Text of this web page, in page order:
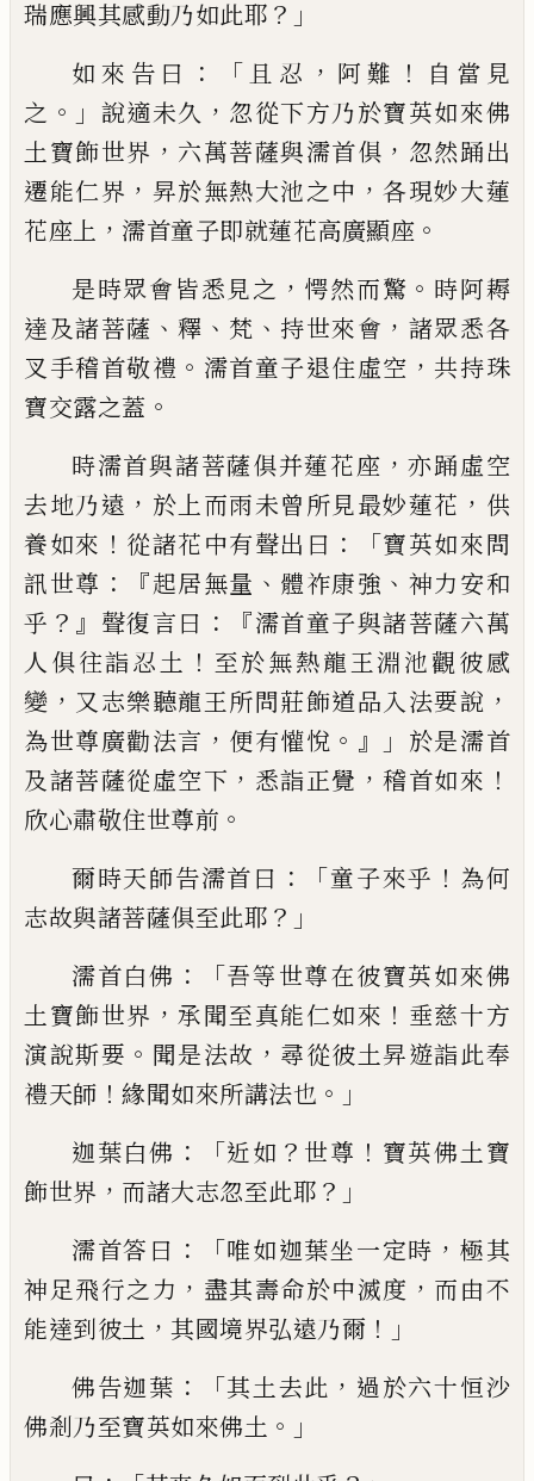
瑞應興其感動乃如此耶 ？」
如來告曰 ：「 且忍 ， 阿難 ！ 自當 見
之 。」 說適未久 ， 忽從下方乃於寶英如來佛
土寶飾世界 ， 六萬菩薩與濡首俱 ， 忽然踊出
遷能仁界 ， 昇於無熱大池之中 ，各現妙大蓮
花座上 ， 濡首童子即就蓮花高廣顯座 。
是時眾會皆悉見之 ， 愕然而驚 。 時阿耨
達及諸菩薩 、釋 、 梵 、 持世來會 ， 諸眾悉各
叉手稽首敬禮 。 濡首童子退住虛空 ，共持珠
寶交露之蓋 。
時濡首與諸菩薩俱并蓮花座 ，亦踊虛空
去地乃遠 ， 於上而雨未曾所見最妙蓮花 ， 供
養如來 ！ 從諸花中有聲出曰 ：「寶英如來問
訊世尊 ： 『起居無量 、 體祚康強 、 神力安和
乎 ？』 聲復言曰 ： 『濡首童子與諸菩薩六萬
人俱往詣忍土 ！ 至於無熱龍王淵池觀彼感
變 ， 又志樂聽龍王所問莊飾道品入法要說 ，
為世尊廣勸法言 ， 便有懽悅 。』」 於是濡首
及諸菩薩從虛空下 ， 悉詣正覺 ，稽首如來 ！
欣心肅敬住世尊前 。
爾時天師告濡首曰 ：「童子來乎 ！ 為何
志故與諸菩薩俱至此耶 ？」
濡首白佛 ：「吾等世尊在彼寶英如來佛
土寶飾世界 ，承聞至真能仁如來 ！ 垂慈十方
演說斯要 。 聞是法故 ， 尋從彼土昇遊詣此奉
禮天師 ！ 緣聞如來所講法也 。」
迦葉白佛 ：「近如 ？ 世尊 ！ 寶英佛土寶
飾世界 ， 而諸大志忽至此耶 ？」
濡首答曰 ：「唯如迦葉坐一定時 ， 極其
神足飛行之力 ， 盡其壽命於中滅度 ， 而由不
能達到彼土 ， 其國境界弘遠乃爾 ！」
佛告迦葉 ：「其土去此 ， 過於六十恒沙
佛剎乃至寶英如來佛土 。」